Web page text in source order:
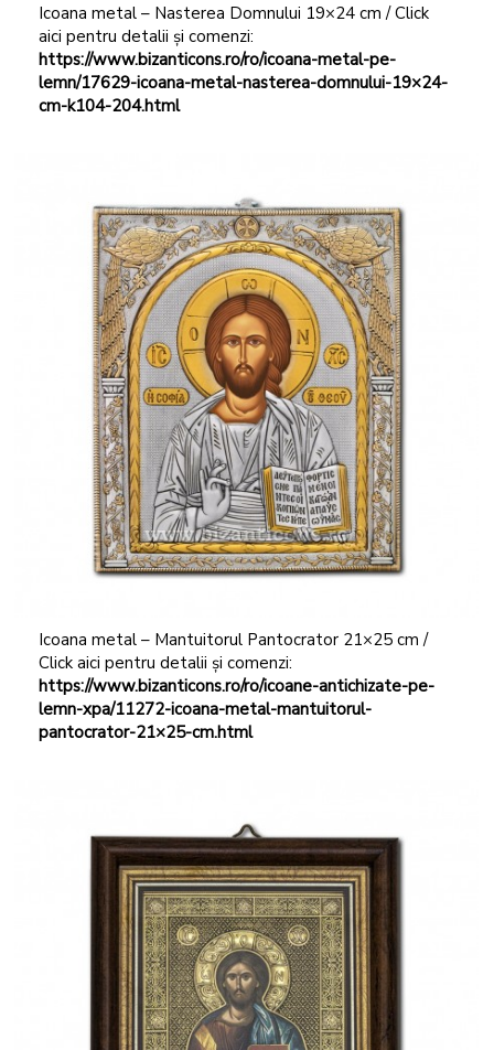
Icoana metal – Nasterea Domnului 19×24 cm / Click
aici pentru detalii și comenzi:
https://www.bizanticons.ro/ro/icoana-metal-pe-
lemn/17629-icoana-metal-nasterea-domnului-19×24-
cm-k104-204.html
Icoana metal – Mantuitorul Pantocrator 21×25 cm /
Click aici pentru detalii și comenzi:
https://www.bizanticons.ro/ro/icoane-antichizate-pe-
lemn-xpa/11272-icoana-metal-mantuitorul-
pantocrator-21×25-cm.html